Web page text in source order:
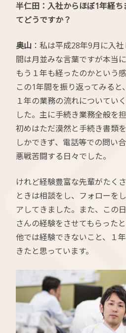
半仁田：入社からほぼ1年経
てどうですか？
奥山 ：私は平成28年9月に入
間は月並みな言葉ですが本当
もう１年も経ったのかという感
この1年間を振り返ってみると
１年の業務の流れについてい
した。主に手続き業務全般を
初めはただ漠然と手続き書類
しかできず、電話等での問い
悪戦苦闘する日々でした。
けれど経験豊富な先輩がたく
ときは相談をし、フォローを
アしてきました。また、この
さんの経験をさせてもらった
他では経験できないこと、１
きたと思っています。